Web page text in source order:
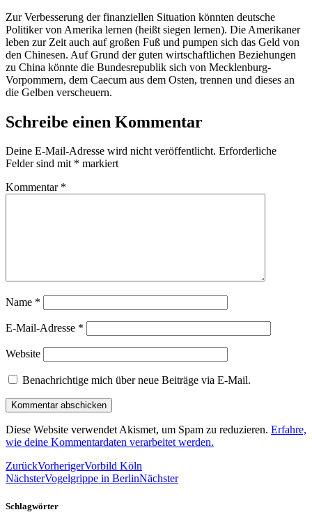
Zur Verbesserung der finanziellen Situation könnten deutsche
Politiker von Amerika lernen (heißt siegen lernen). Die Amerikaner
leben zur Zeit auch auf großen Fuß und pumpen sich das Geld von
den Chinesen. Auf Grund der guten wirtschaftlichen Beziehungen
zu China könnte die Bundesrepublik sich von Mecklenburg-
Vorpommern, dem Caecum aus dem Osten, trennen und dieses an
die Gelben verscheuern.
Schreibe einen Kommentar
Deine E-Mail-Adresse wird nicht veröffentlicht. Erforderliche
Felder sind mit * markiert
Kommentar *
Name *
E-Mail-Adresse *
Website
Benachrichtige mich über neue Beiträge via E-Mail.
Diese Website verwendet Akismet, um Spam zu reduzieren. Erfahre,
wie deine Kommentardaten verarbeitet werden.
ZurückVorherigerVorbild Köln
NächsterVogelgrippe in BerlinNächster
Schlagwörter